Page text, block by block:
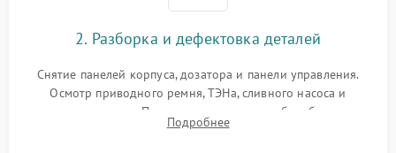
2. Разборка и дефектовка деталей
Снятие панелей корпуса, дозатора и панели управления.
Осмотр приводного ремня, ТЭНа, сливного насоса и
амортизаторов. Проверка подшипников барабана и
крестовины на износ, а манжеты люка на разрывы.
Подробнее